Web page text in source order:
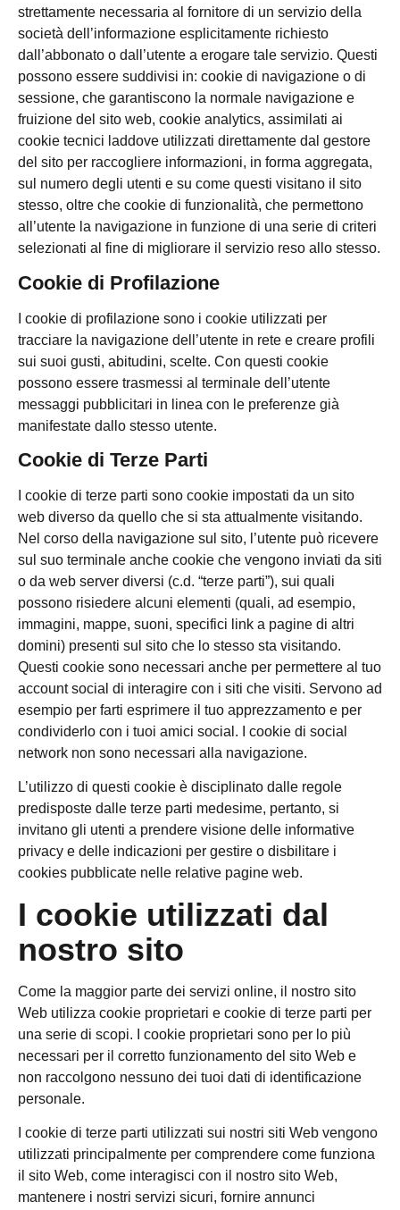
strettamente necessaria al fornitore di un servizio della
società dell’informazione esplicitamente richiesto
dall’abbonato o dall’utente a erogare tale servizio. Questi
possono essere suddivisi in: cookie di navigazione o di
sessione, che garantiscono la normale navigazione e
fruizione del sito web, cookie analytics, assimilati ai
cookie tecnici laddove utilizzati direttamente dal gestore
del sito per raccogliere informazioni, in forma aggregata,
sul numero degli utenti e su come questi visitano il sito
stesso, oltre che cookie di funzionalità, che permettono
all’utente la navigazione in funzione di una serie di criteri
selezionati al fine di migliorare il servizio reso allo stesso.
Cookie di Profilazione
I cookie di profilazione sono i cookie utilizzati per
tracciare la navigazione dell’utente in rete e creare profili
sui suoi gusti, abitudini, scelte. Con questi cookie
possono essere trasmessi al terminale dell’utente
messaggi pubblicitari in linea con le preferenze già
manifestate dallo stesso utente.
Cookie di Terze Parti
I cookie di terze parti sono cookie impostati da un sito
web diverso da quello che si sta attualmente visitando.
Nel corso della navigazione sul sito, l’utente può ricevere
sul suo terminale anche cookie che vengono inviati da siti
o da web server diversi (c.d. “terze parti”), sui quali
possono risiedere alcuni elementi (quali, ad esempio,
immagini, mappe, suoni, specifici link a pagine di altri
domini) presenti sul sito che lo stesso sta visitando.
Questi cookie sono necessari anche per permettere al tuo
account social di interagire con i siti che visiti. Servono ad
esempio per farti esprimere il tuo apprezzamento e per
condividerlo con i tuoi amici social. I cookie di social
network non sono necessari alla navigazione.
L’utilizzo di questi cookie è disciplinato dalle regole
predisposte dalle terze parti medesime, pertanto, si
invitano gli utenti a prendere visione delle informative
privacy e delle indicazioni per gestire o disbilitare i
cookies pubblicate nelle relative pagine web.
I cookie utilizzati dal
nostro sito
Come la maggior parte dei servizi online, il nostro sito
Web utilizza cookie proprietari e cookie di terze parti per
una serie di scopi. I cookie proprietari sono per lo più
necessari per il corretto funzionamento del sito Web e
non raccolgono nessuno dei tuoi dati di identificazione
personale.
I cookie di terze parti utilizzati sui nostri siti Web vengono
utilizzati principalmente per comprendere come funziona
il sito Web, come interagisci con il nostro sito Web,
mantenere i nostri servizi sicuri, fornire annunci